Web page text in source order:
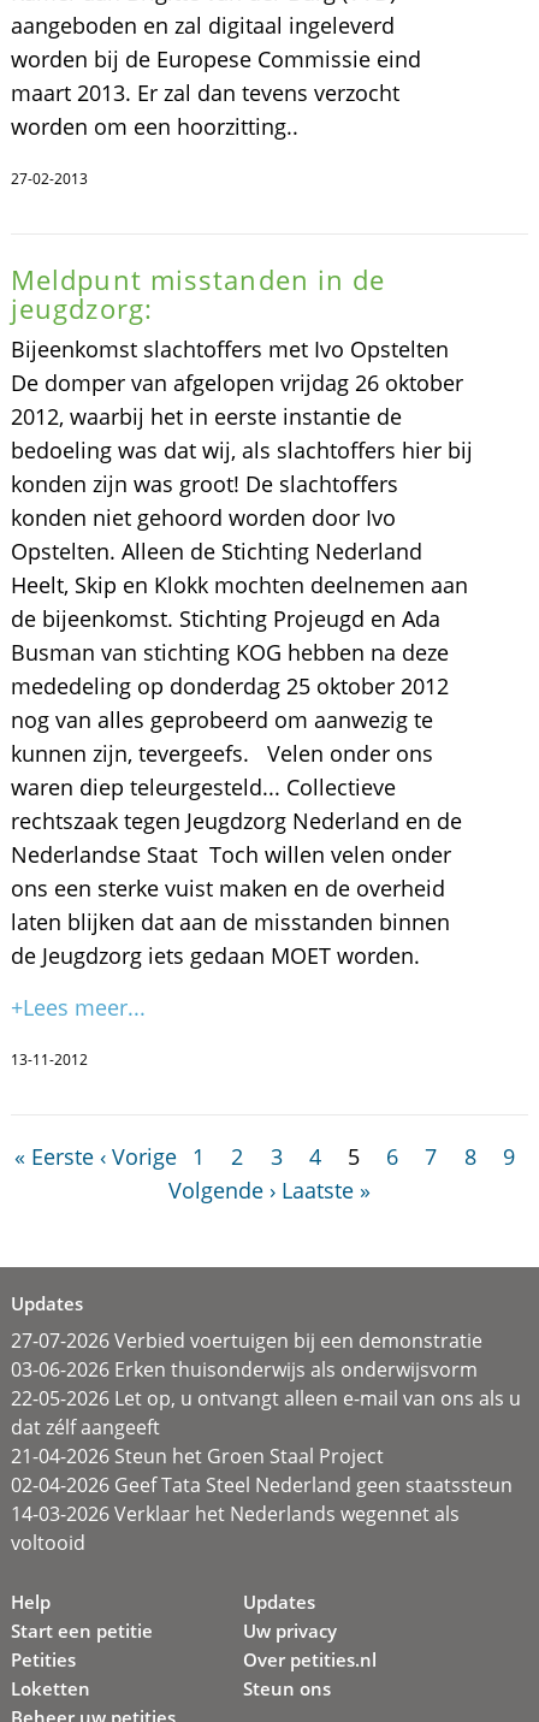
aangeboden en zal digitaal ingeleverd
worden bij de Europese Commissie eind
maart 2013. Er zal dan tevens verzocht
worden om een hoorzitting..
27-02-2013
Meldpunt misstanden in de
jeugdzorg:
Bijeenkomst slachtoffers met Ivo Opstelten
De domper van afgelopen vrijdag 26 oktober
2012, waarbij het in eerste instantie de
bedoeling was dat wij, als slachtoffers hier bij
konden zijn was groot! De slachtoffers
konden niet gehoord worden door Ivo
Opstelten. Alleen de Stichting Nederland
Heelt, Skip en Klokk mochten deelnemen aan
de bijeenkomst. Stichting Projeugd en Ada
Busman van stichting KOG hebben na deze
mededeling op donderdag 25 oktober 2012
nog van alles geprobeerd om aanwezig te
kunnen zijn, tevergeefs. Velen onder ons
waren diep teleurgesteld... Collectieve
rechtszaak tegen Jeugdzorg Nederland en de
Nederlandse Staat Toch willen velen onder
ons een sterke vuist maken en de overheid
laten blijken dat aan de misstanden binnen
de Jeugdzorg iets gedaan MOET worden.
+Lees meer...
13-11-2012
« Eerste ‹ Vorige 1 2 3 4 5 6 7 8
9
Volgende › Laatste »
Updates
27-07-2026 Verbied voertuigen bij een demonstratie
03-06-2026 Erken thuisonderwijs als onderwijsvorm
22-05-2026 Let op, u ontvangt alleen e-mail van ons als u
dat zélf aangeeft
21-04-2026 Steun het Groen Staal Project
02-04-2026 Geef Tata Steel Nederland geen staatssteun
14-03-2026 Verklaar het Nederlands wegennet als
voltooid
Help
Start een petitie
Petities
Loketten
Updates
Uw privacy
Over petities.nl
Steun ons